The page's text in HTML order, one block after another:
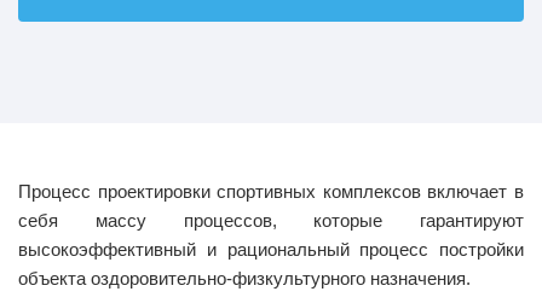
Процесс проектировки спортивных комплексов включает в
себя массу процессов, которые гарантируют
высокоэффективный и рациональный процесс постройки
объекта оздоровительно-физкультурного назначения.